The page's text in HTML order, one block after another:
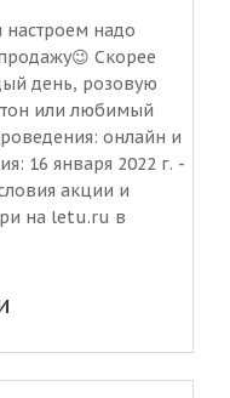
настроем надо
Скорее
день, розовую
тон или любимый
онлайн и
16 января 2022 г. -
акции и
на letu.ru в